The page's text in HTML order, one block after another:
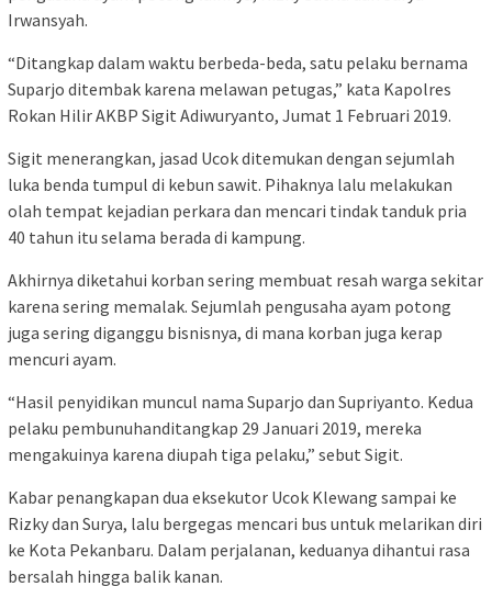
Irwansyah.
“Ditangkap dalam waktu berbeda-beda, satu pelaku bernama
Suparjo ditembak karena melawan petugas,” kata Kapolres
Rokan Hilir AKBP Sigit Adiwuryanto, Jumat 1 Februari 2019.
Sigit menerangkan, jasad Ucok ditemukan dengan sejumlah
luka benda tumpul di kebun sawit. Pihaknya lalu melakukan
olah tempat kejadian perkara dan mencari tindak tanduk pria
40 tahun itu selama berada di kampung.
Akhirnya diketahui korban sering membuat resah warga sekitar
karena sering memalak. Sejumlah pengusaha ayam potong
juga sering diganggu bisnisnya, di mana korban juga kerap
mencuri ayam.
“Hasil penyidikan muncul nama Suparjo dan Supriyanto. Kedua
pelaku pembunuhanditangkap 29 Januari 2019, mereka
mengakuinya karena diupah tiga pelaku,” sebut Sigit.
Kabar penangkapan dua eksekutor Ucok Klewang sampai ke
Rizky dan Surya, lalu bergegas mencari bus untuk melarikan diri
ke Kota Pekanbaru. Dalam perjalanan, keduanya dihantui rasa
bersalah hingga balik kanan.